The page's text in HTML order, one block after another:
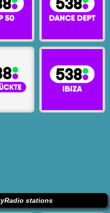
stations